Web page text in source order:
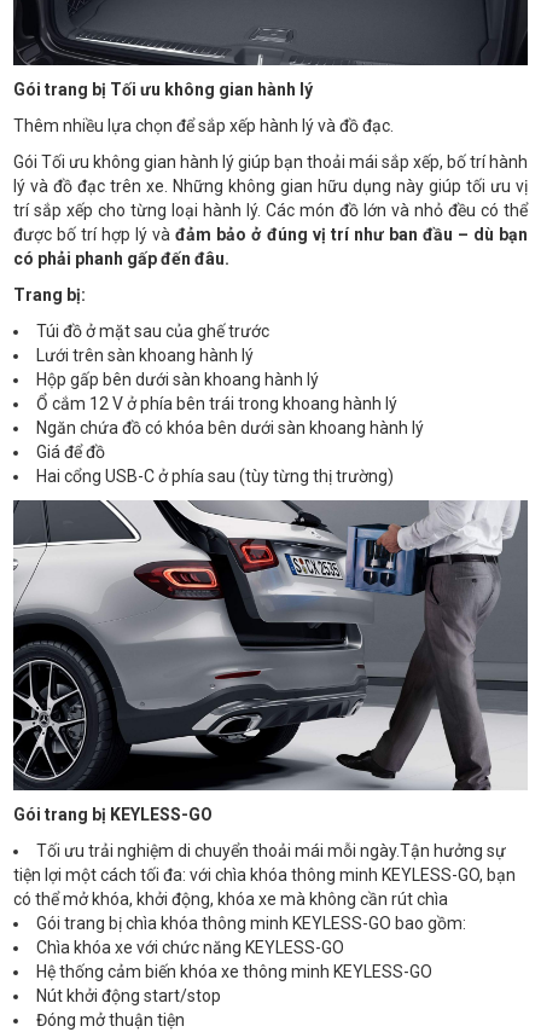
Gói trang bị Tối ưu không gian hành lý
Thêm nhiều lựa chọn để sắp xếp hành lý và đồ đạc.
Gói Tối ưu không gian hành lý giúp bạn thoải mái sắp xếp, bố trí hành
lý và đồ đạc trên xe. Những không gian hữu dụng này giúp tối ưu vị
trí sắp xếp cho từng loại hành lý. Các món đồ lớn và nhỏ đều có thể
được bố trí hợp lý vàđảm bảo ở đúng vị trí như ban đầu – dù bạn
có phải phanh gấp đến đâu.
Trang bị:
Túi đồ ở mặt sau của ghế trước
Lưới trên sàn khoang hành lý
Hộp gấp bên dưới sàn khoang hành lý
Ổ cắm 12 V ở phía bên trái trong khoang hành lý
Ngăn chứa đồ có khóa bên dưới sàn khoang hành lý
Giá để đồ
Hai cổng USB-C ở phía sau (tùy từng thị trường)
Gói trang bị KEYLESS-GO
Tối ưu trải nghiệm di chuyển thoải mái mỗi ngày.Tận hưởng sự
tiện lợi một cách tối đa: với chìa khóa thông minh KEYLESS-GO, bạn
có thể mở khóa, khởi động, khóa xe mà không cần rút chìa
Gói trang bị chìa khóa thông minh KEYLESS-GO bao gồm:
Chìa khóa xe với chức năng KEYLESS-GO
Hệ thống cảm biến khóa xe thông minh KEYLESS-GO
Nút khởi động start/stop
Đóng mở thuận tiện